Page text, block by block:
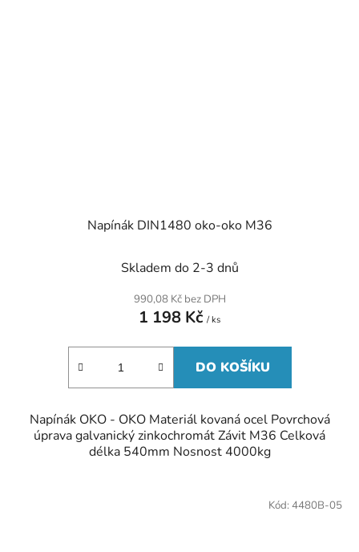
Napínák DIN1480 oko-oko M36
Skladem do 2-3 dnů
990,08 Kč bez DPH
1 198 Kč / ks
DO KOŠÍKU
Napínák OKO - OKO Materiál kovaná ocel Povrchová
úprava galvanický zinkochromát Závit M36 Celková
délka 540mm Nosnost 4000kg
Kód: 4480B-05